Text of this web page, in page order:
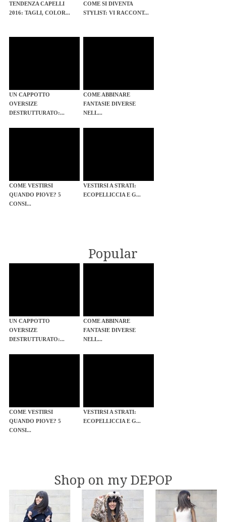
TENDENZA CAPELLI
2016: TAGLI, COLOR...
COME SI DIVENTA
STYLIST: VI RACCONT...
UN CAPPOTTO
OVERSIZE
DESTRUTTURATO:...
COME ABBINARE
FANTASIE DIVERSE
NELL...
COME VESTIRSI
QUANDO PIOVE? 5
CONSI...
VESTIRSI A STRATI:
ECOPELLICCIA E G...
Popular
UN CAPPOTTO
OVERSIZE
DESTRUTTURATO:...
COME ABBINARE
FANTASIE DIVERSE
NELL...
COME VESTIRSI
QUANDO PIOVE? 5
CONSI...
VESTIRSI A STRATI:
ECOPELLICCIA E G...
Shop on my DEPOP